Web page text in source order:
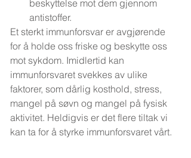
beskyttelse mot dem gjennom
antistoffer.
Et sterkt immunforsvar er avgjørende
for å holde oss friske og beskytte oss
mot sykdom. Imidlertid kan
immunforsvaret svekkes av ulike
faktorer, som dårlig kosthold, stress,
mangel på søvn og mangel på fysisk
aktivitet. Heldigvis er det flere tiltak vi
kan ta for å styrke immunforsvaret vårt.